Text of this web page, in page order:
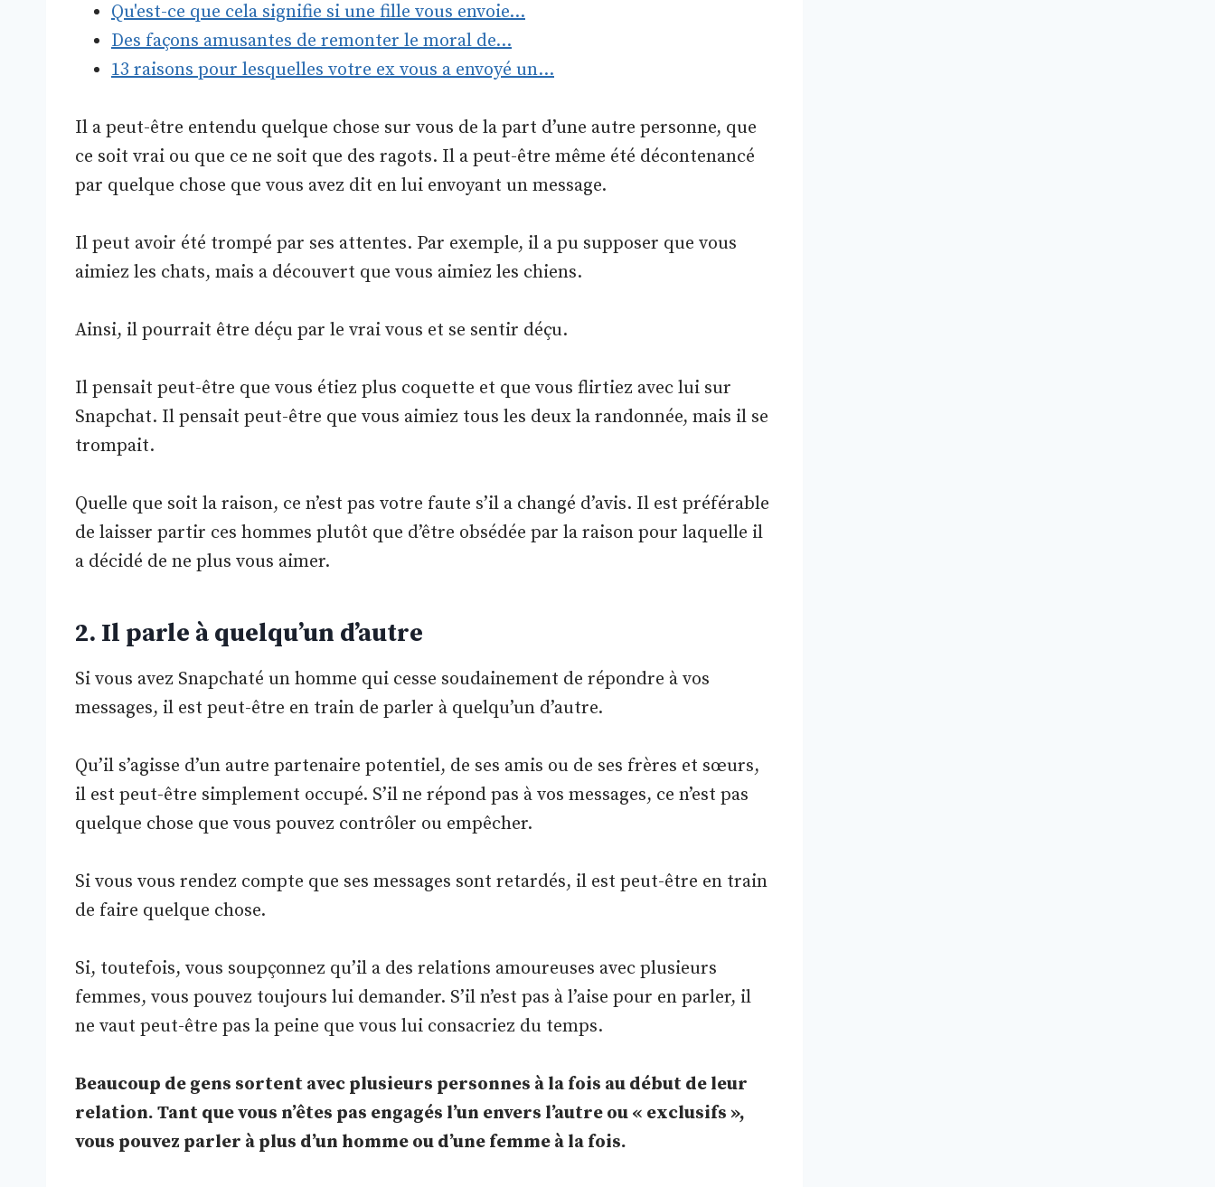
Qu'est-ce que cela signifie si une fille vous envoie…
Des façons amusantes de remonter le moral de…
13 raisons pour lesquelles votre ex vous a envoyé un…
Il a peut-être entendu quelque chose sur vous de la part d’une autre personne, que
ce soit vrai ou que ce ne soit que des ragots. Il a peut-être même été décontenancé
par quelque chose que vous avez dit en lui envoyant un message.
Il peut avoir été trompé par ses attentes. Par exemple, il a pu supposer que vous
aimiez les chats, mais a découvert que vous aimiez les chiens.
Ainsi, il pourrait être déçu par le vrai vous et se sentir déçu.
Il pensait peut-être que vous étiez plus coquette et que vous flirtiez avec lui sur
Snapchat. Il pensait peut-être que vous aimiez tous les deux la randonnée, mais il se
trompait.
Quelle que soit la raison, ce n’est pas votre faute s’il a changé d’avis. Il est préférable
de laisser partir ces hommes plutôt que d’être obsédée par la raison pour laquelle il
a décidé de ne plus vous aimer.
2. Il parle à quelqu’un d’autre
Si vous avez Snapchaté un homme qui cesse soudainement de répondre à vos
messages, il est peut-être en train de parler à quelqu’un d’autre.
Qu’il s’agisse d’un autre partenaire potentiel, de ses amis ou de ses frères et sœurs,
il est peut-être simplement occupé. S’il ne répond pas à vos messages, ce n’est pas
quelque chose que vous pouvez contrôler ou empêcher.
Si vous vous rendez compte que ses messages sont retardés, il est peut-être en train
de faire quelque chose.
Si, toutefois, vous soupçonnez qu’il a des relations amoureuses avec plusieurs
femmes, vous pouvez toujours lui demander. S’il n’est pas à l’aise pour en parler, il
ne vaut peut-être pas la peine que vous lui consacriez du temps.
Beaucoup de gens sortent avec plusieurs personnes à la fois au début de leur
relation. Tant que vous n’êtes pas engagés l’un envers l’autre ou « exclusifs »,
vous pouvez parler à plus d’un homme ou d’une femme à la fois.